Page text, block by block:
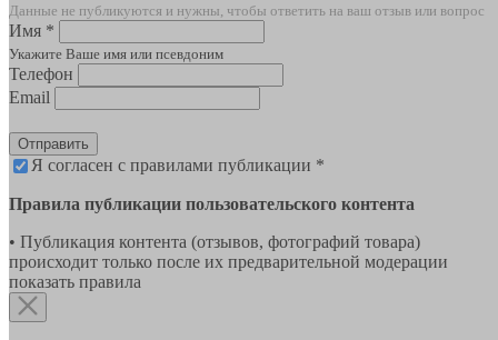
Данные не публикуются и нужны, чтобы ответить на ваш отзыв или вопрос
Имя *
Укажите Ваше имя или псевдоним
Телефон
Email
Отправить
Я согласен с правилами публикации *
Правила публикации пользовательского контента
• Публикация контента (отзывов, фотографий товара)
происходит только после их предварительной модерации
показать правила